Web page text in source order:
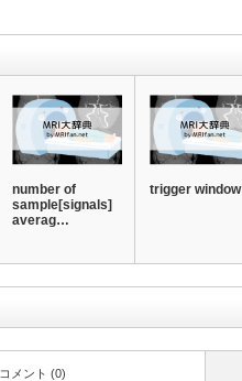
number of
sample[signals]
averag…
trigger window
コメント (0)